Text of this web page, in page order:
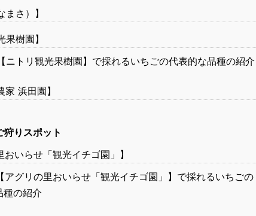
まさ）】
果樹園】
【ニトリ観光果樹園】で採れるいちごの代表的な品種の紹介
家 浜田園】
狩りスポット
おいらせ「観光イチゴ園」】
アグリの里おいらせ「観光イチゴ園」】で採れるいちごの
種の紹介